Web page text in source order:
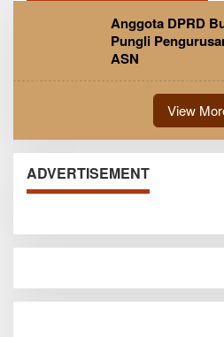
Anggota DPRD
Pungli
ASN
View
ADVERTISEMENT